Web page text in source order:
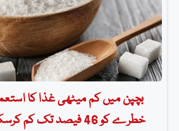
بچپن میں کم میٹھی غذا کا
خطرے کو 46 فیصد تک کم کرسکتا ہے، تحقیق